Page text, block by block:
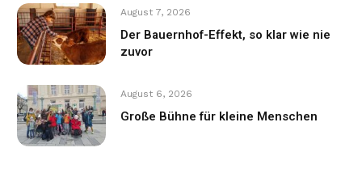
August 7, 2026
Der Bauernhof-Effekt, so klar wie nie
zuvor
August 6, 2026
Große Bühne für kleine Menschen